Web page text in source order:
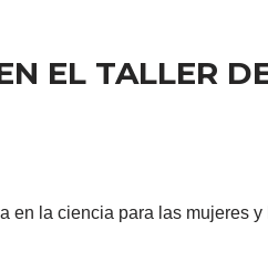
EL TALLER
en la ciencia para las mujeres